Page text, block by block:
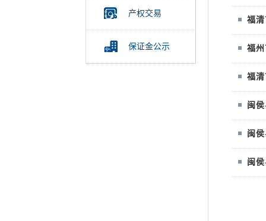
产权交易
保证金公示
福清
福州
福清
闽侯
闽侯
闽侯